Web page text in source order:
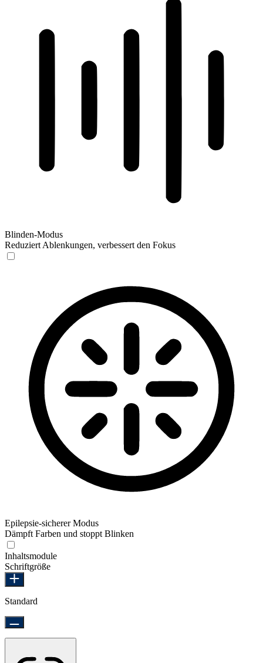
Blinden-Modus
Reduziert Ablenkungen, verbessert den Fokus
Epilepsie-sicherer Modus
Dämpft Farben und stoppt Blinken
Inhaltsmodule
Schriftgröße
Standard